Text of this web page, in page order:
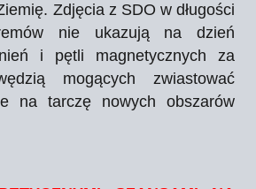
Zdjęcia z SDO w długości
nie ukazują na dzień
i pętli magnetycznych za
mogących zwiastować
na tarczę nowych obszarów